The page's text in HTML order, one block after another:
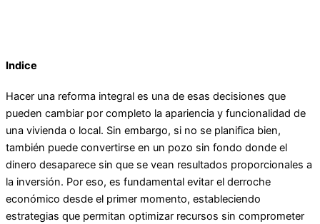
Indice
Hacer una reforma integral es una de esas decisiones que
pueden cambiar por completo la apariencia y funcionalidad de
una vivienda o local. Sin embargo, si no se planifica bien,
también puede convertirse en un pozo sin fondo donde el
dinero desaparece sin que se vean resultados proporcionales a
la inversión. Por eso, es fundamental evitar el derroche
económico desde el primer momento, estableciendo
estrategias que permitan optimizar recursos sin comprometer